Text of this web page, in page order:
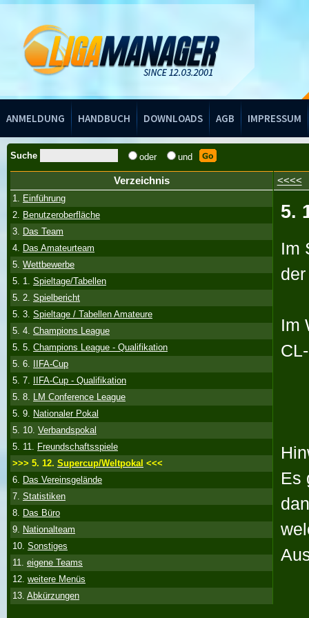
ANMELDUNG HANDBUCH DOWNLOADS AGB IMPRESSUM
Handbuch
Suche oder und
Verzeichnis
1. Einführung
2. Benutzeroberfläche
3. Das Team
4. Das Amateurteam
5. Wettbewerbe
5. 1. Spieltage/Tabellen
5. 2. Spielbericht
5. 3. Spieltage / Tabellen Amateure
5. 4. Champions League
5. 5. Champions League - Qualifikation
5. 6.
IIFA-Cup
5. 7.
IIFA-Cup - Qualifikation
5. 8. LM Conference League
5. 9. Nationaler Pokal
5. 10. Verbandspokal
5. 11. Freundschaftsspiele
>>> 5. 12. Supercup/Weltpokal <<<
6. Das Vereinsgelände
7. Statistiken
8. Das Büro
9. Nationalteam
10. Sonstiges
11. eigene Teams
12. weitere Menüs
13. Abkürzungen
<<<<
5.
Im
Im
Es